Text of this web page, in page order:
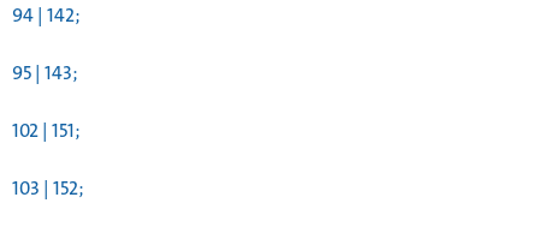
94 | 142;
95 | 143;
102 | 151;
103 | 152;